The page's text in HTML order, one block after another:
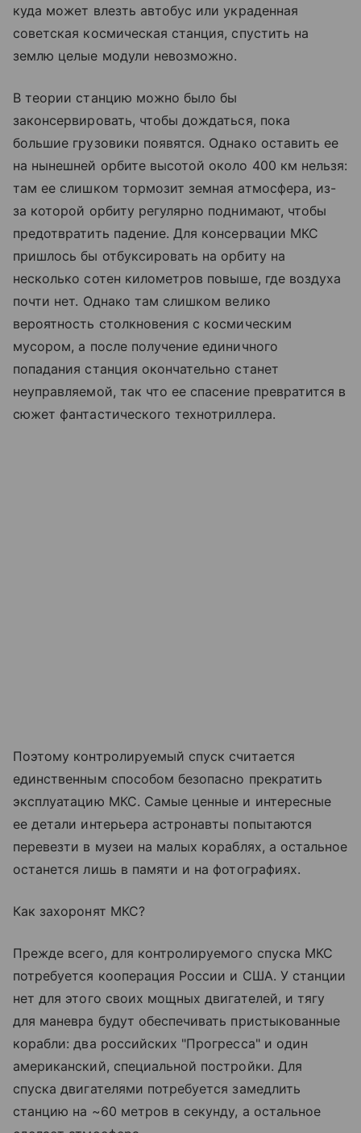
куда может влезть автобус или украденная
советская космическая станция, спустить на
землю целые модули невозможно.
В теории станцию можно было бы
законсервировать, чтобы дождаться, пока
большие грузовики появятся. Однако оставить ее
на нынешней орбите высотой около 400 км нельзя:
там ее слишком тормозит земная атмосфера, из-
за которой орбиту регулярно поднимают, чтобы
предотвратить падение. Для консервации МКС
пришлось бы отбуксировать на орбиту на
несколько сотен километров повыше, где воздуха
почти нет. Однако там слишком велико
вероятность столкновения с космическим
мусором, а после получение единичного
попадания станция окончательно станет
неуправляемой, так что ее спасение превратится в
сюжет фантастического технотриллера.
Поэтому контролируемый спуск считается
единственным способом безопасно прекратить
эксплуатацию МКС. Самые ценные и интересные
ее детали интерьера астронавты попытаются
перевезти в музеи на малых кораблях, а остальное
останется лишь в памяти и на фотографиях.
Как захоронят МКС?
Прежде всего, для контролируемого спуска МКС
потребуется кооперация России и США. У станции
нет для этого своих мощных двигателей, и тягу
для маневра будут обеспечивать пристыкованные
корабли: два российских "Прогресса" и один
американский, специальной постройки. Для
спуска двигателями потребуется замедлить
станцию на ~60 метров в секунду, а остальное